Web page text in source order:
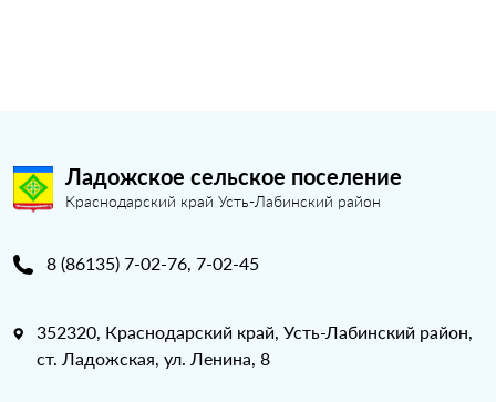
Ладожское сельское поселение
Краснодарский край Усть-Лабинский район
8 (86135) 7-02-76, 7-02-45
352320, Краснодарский край, Усть-Лабинский район,
ст. Ладожская, ул. Ленина, 8